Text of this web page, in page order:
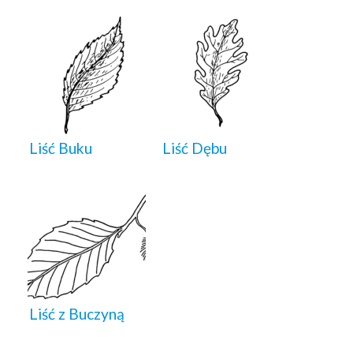
Liść Buku Liść Dębu
Liść z Buczyną